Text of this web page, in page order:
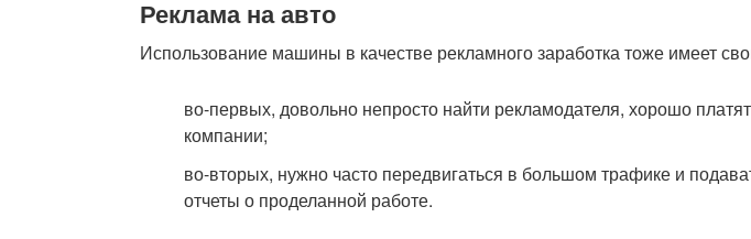
Реклама на авто
Использование машины в качестве рекламного заработка тоже имеет
во-первых, довольно непросто найти рекламодателя, хорошо
компании;
во-вторых, нужно часто передвигаться в большом трафике и
отчеты о проделанной работе.